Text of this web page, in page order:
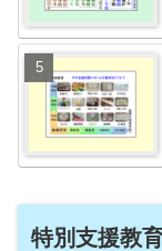
特別支援教